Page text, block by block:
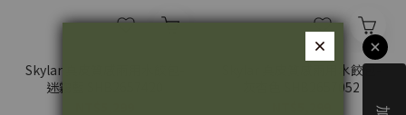
Skylar 真皮質感兩用水餃包-
迷霧藍 SHB2657420
Skylar 真皮質感兩用水餃包-
灰杏色 SHB2657052